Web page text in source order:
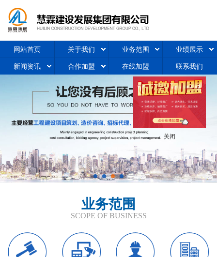
网站首页 关于我们 业务范围 业绩展示
新闻资讯 合作加盟 在线加盟 联系我们
业务范围
SCOPE OF BUSINESS
关闭